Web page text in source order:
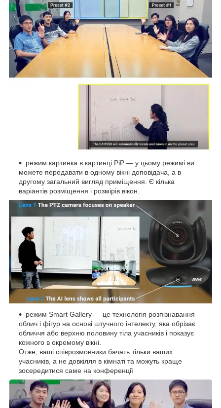
режим картинка в картинці PiP — у цьому режимі ви
можете передавати в одному вікні доповідача, а в
другому загальний вигляд приміщення. Є кілька
варіантів розміщення і розмірів вікон.
режим Smart Gallery — це технологія розпізнавання
облич і фігур на основі штучного інтелекту, яка обрізає
обличчя або верхню половину тіла учасників і показує
кожного в окремому вікні.
Отже, ваші співрозмовники бачать тільки ваших
учасників, а не довкілля в кімнаті та можуть краще
зосередитися саме на конференції